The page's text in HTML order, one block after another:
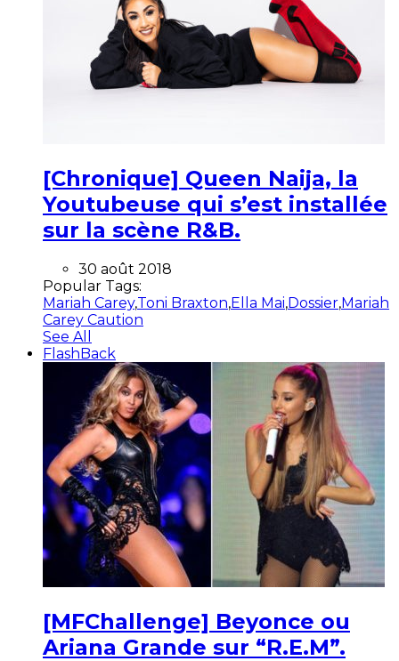
[Chronique] Queen Naija, la
Youtubeuse qui s’est installée
sur la scène R&B.
30 août 2018
Popular Tags:
Mariah Carey,Toni Braxton,Ella Mai,Dossier,Mariah
Carey Caution
See All
FlashBack
[MFChallenge] Beyonce ou
Ariana Grande sur “R.E.M”.